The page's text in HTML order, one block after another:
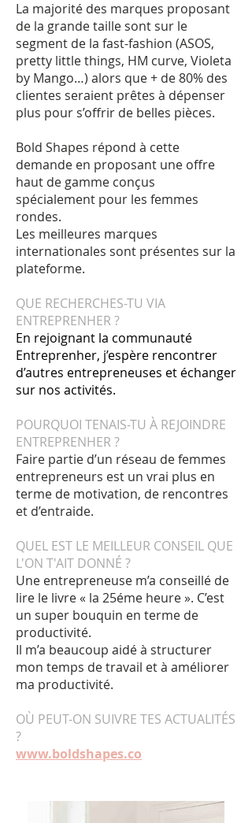
La majorité des marques proposant
de la grande taille sont sur le
segment de la fast-fashion (ASOS,
pretty little things, HM curve, Violeta
by Mango…) alors que + de 80% des
clientes seraient prêtes à dépenser
plus pour s’offrir de belles pièces.
Bold Shapes répond à cette
demande en proposant une offre
haut de gamme conçus
spécialement pour les femmes
rondes.
Les meilleures marques
internationales sont présentes sur la
plateforme.
QUE RECHERCHES-TU VIA
ENTREPRENHER ?
En rejoignant la communauté
Entreprenher, j’espère rencontrer
d’autres entrepreneuses et échanger
sur nos activités.
POURQUOI TENAIS-TU À REJOINDRE
ENTREPRENHER ?
Faire partie d’un réseau de femmes
entrepreneurs est un vrai plus en
terme de motivation, de rencontres
et d’entraide.
QUEL EST LE MEILLEUR CONSEIL QUE
L'ON T'AIT DONNÉ ?
Une entrepreneuse m’a conseillé de
lire le livre « la 25éme heure ». C’est
un super bouquin en terme de
productivité.
Il m’a beaucoup aidé à structurer
mon temps de travail et à améliorer
ma productivité.
OÙ PEUT-ON SUIVRE TES ACTUALITÉS
?
www.boldshapes.co